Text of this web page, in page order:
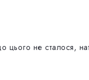
не сталося,